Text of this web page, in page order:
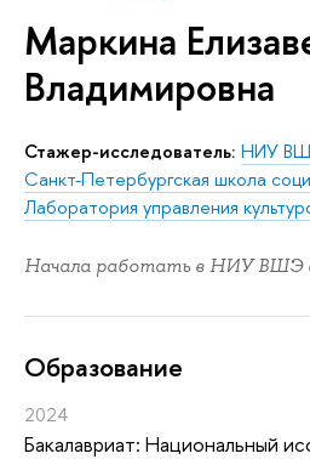
Маркина
Владимировна
Стажер-исследователь: НИУ
Санкт-Петербургская школа
Лаборатория управления
Начала работать в НИУ ВШЭ в
Oбразование
2024
Бакалавриат: Национальный